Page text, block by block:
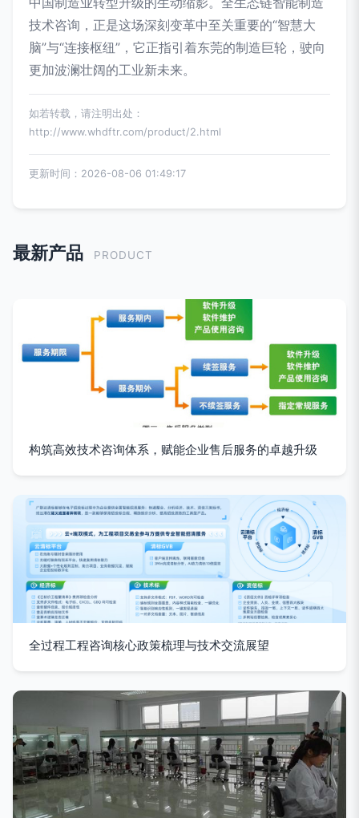
技术咨询，正是这场深刻变革中至关重要的“智慧大
脑”与“连接枢纽”，它正指引着东莞的制造巨轮，驶向
更加波澜壮阔的工业新未来。
如若转载，请注明出处：
http://www.whdftr.com/product/2.html
更新时间：2026-08-06 01:49:17
最新产品 PRODUCT
构筑高效技术咨询体系，赋能企业售后服务的卓越升级
全过程工程咨询核心政策梳理与技术交流展望